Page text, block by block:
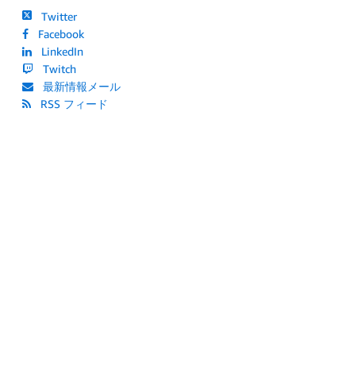
Twitter
Facebook
LinkedIn
Twitch
最新情報メール
RSS フィード